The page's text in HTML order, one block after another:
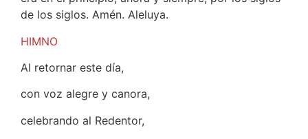
de los siglos. Amén. Aleluya.
HIMNO
Al retornar este día,
con voz alegre y canora,
celebrando al Redentor,